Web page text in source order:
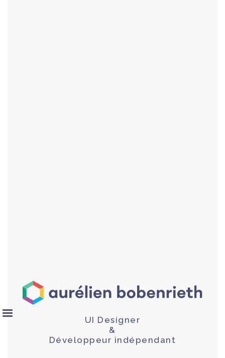
UI Designer
&
Développeur indépendant